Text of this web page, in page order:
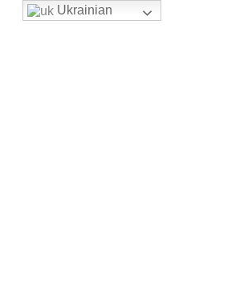
Ukrainian